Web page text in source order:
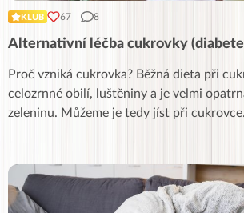
KLUB 67 8
Alternativní léčba cukrovky
Proč vzniká cukrovka? Běžná dieta při
celozrnné obilí, luštěniny a je velmi
zeleninu. Můžeme je tedy jíst při cukrovce